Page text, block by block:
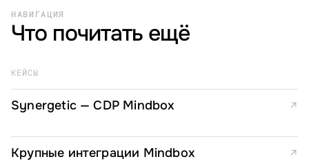
НАВИГАЦИЯ
Что почитать ещё
КЕЙСЫ
Synergetic — CDP Mindbox ↗
Крупные интеграции Mindbox ↗